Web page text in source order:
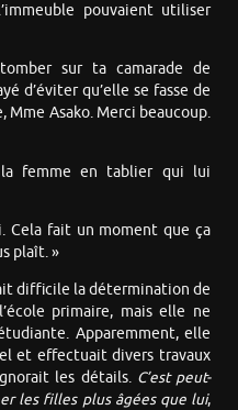
pouvaient utiliser
sur ta camarade de
d’éviter qu’elle se fasse de
Mme Asako. Merci beaucoup.
femme en tablier qui lui
Cela fait un moment que ça
plaît. »
difficile la détermination de
primaire, mais elle ne
Apparemment, elle
et effectuait divers travaux
les détails. C’est peut-
les filles plus âgées que lui,